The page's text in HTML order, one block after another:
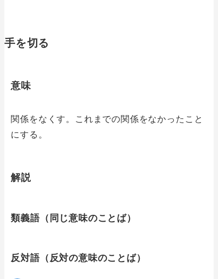
手を切る
意味
関係をなくす。これまでの関係をなかったこと
にする。
解説
類義語（同じ意味のことば）
反対語（反対の意味のことば）